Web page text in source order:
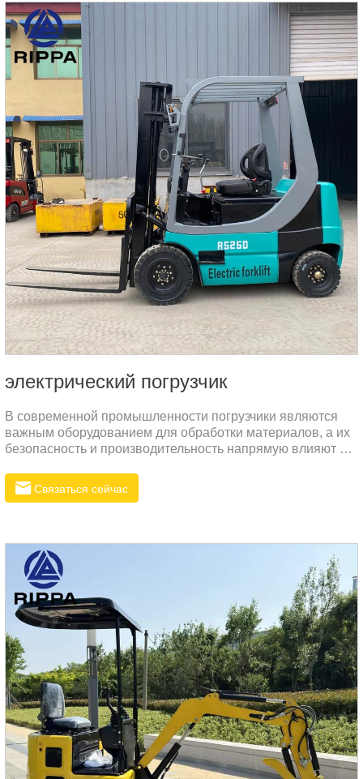
бортовым поворотом RS201.
электрический погрузчик
В современной промышленности погрузчики являются
важным оборудованием для обработки материалов, а их
безопасность и производительность напрямую влияют на
этой статье будет рассмотрен погрузчик с превосходной
производительностью, с упором на его аккумулятор,
Связаться сейчас